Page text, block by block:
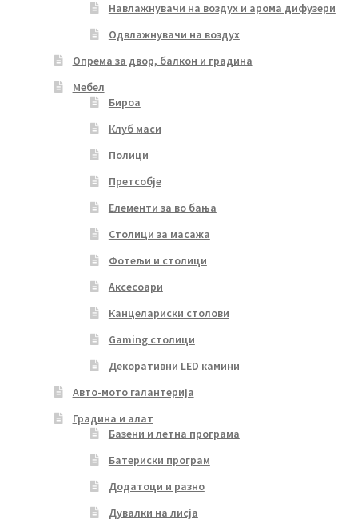
Навлажнувачи на воздух и арома дифузери
Одвлажнувачи на воздух
Опрема за двор, балкон и градина
Мебел
Бироа
Клуб маси
Полици
Претсобје
Елементи за во бања
Столици за масажа
Фотељи и столици
Аксесоари
Канцелариски столови
Gaming столици
Декоративни LED камини
Авто-мото галантерија
Градина и алат
Базени и летна програма
Батериски програм
Додатоци и разно
Дувалки на лисја